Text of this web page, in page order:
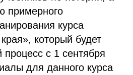
примерного
курса
который будет
с 1 сентября
для данного курса